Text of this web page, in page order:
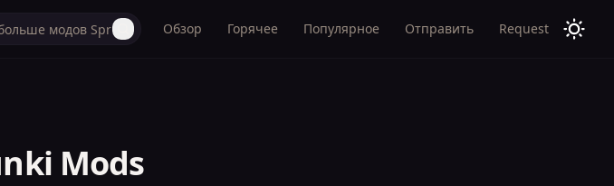
Обзор Горячее Популярное Отправить Request
Mods